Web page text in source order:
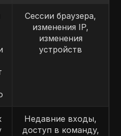
Сессии браузера,
изменения IP,
изменения
устройств
Недавние входы,
доступ в команду,